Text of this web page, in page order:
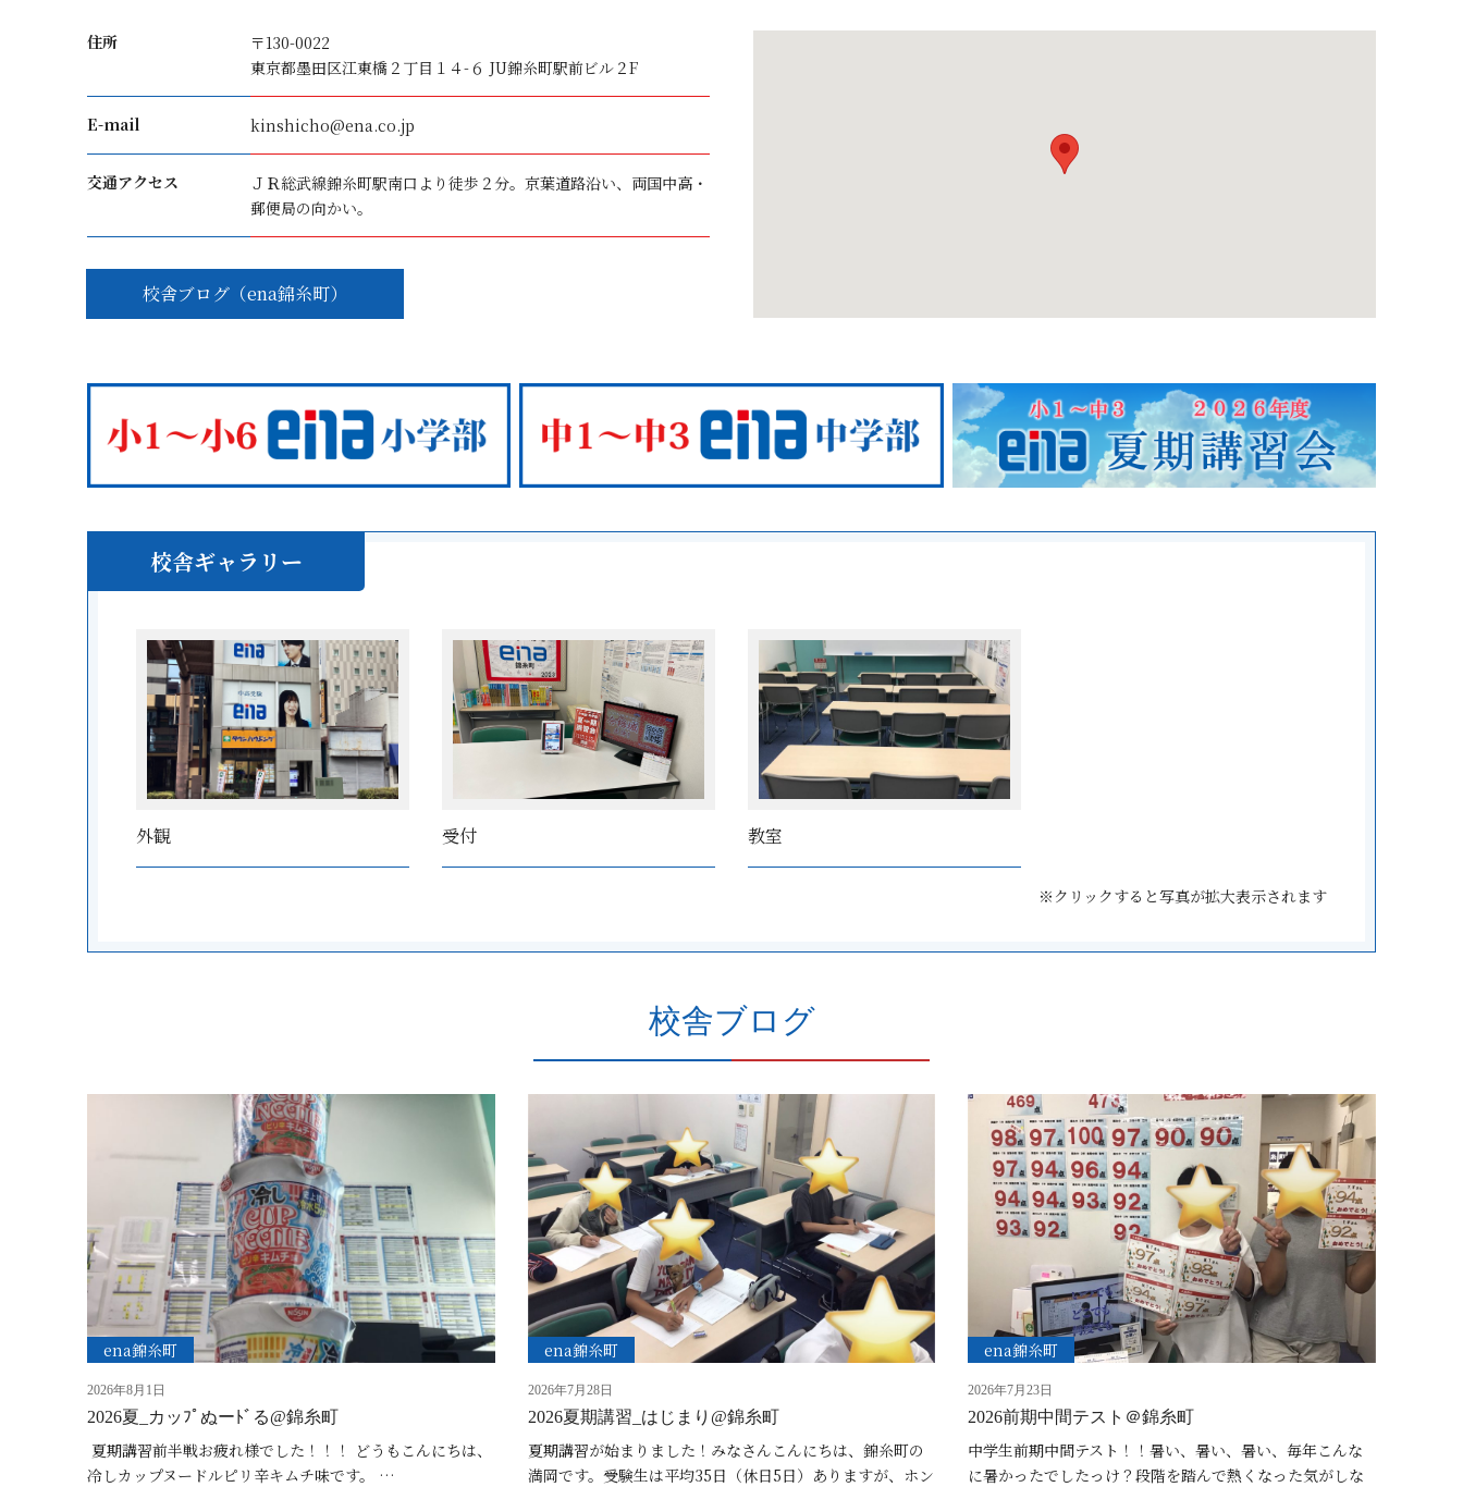
住所
〒130-0022
東京都墨田区江東橋２丁目１４-６ JU錦糸町駅前ビル２F
E-mail kinshicho@ena.co.jp
交通アクセス
ＪＲ総武線錦糸町駅南口より徒歩２分。京葉道路沿い、両国中高・
郵便局の向かい。
校舎ブログ（ena錦糸町）
校舎ギャラリー
外観 受付 教室
※クリックすると写真が拡大表示されます
校舎ブログ
ena錦糸町
2026年8月1日
2026夏_カッﾌﾟぬーﾄﾞる@錦糸町
夏期講習前半戦お疲れ様でした！！！ どうもこんにちは、
冷しカップヌードルピリ辛キムチ味です。 …
ena錦糸町
2026年7月28日
2026夏期講習_はじまり@錦糸町
夏期講習が始まりました！みなさんこんにちは、錦糸町の
満岡です。受験生は平均35日（休日5日）ありますが、ホン
ena錦糸町
2026年7月23日
2026前期中間テスト＠錦糸町
中学生前期中間テスト！！暑い、暑い、暑い、毎年こんな
に暑かったでしたっけ？段階を踏んで熱くなった気がしな